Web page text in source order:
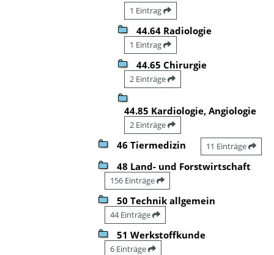
1 Eintrag
44.64 Radiologie
1 Eintrag
44.65 Chirurgie
2 Einträge
44.85 Kardiologie, Angiologie
2 Einträge
46 Tiermedizin 11 Einträge
48 Land- und Forstwirtschaft
156 Einträge
50 Technik allgemein
44 Einträge
51 Werkstoffkunde
6 Einträge